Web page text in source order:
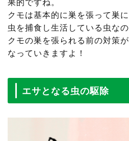
果的ですね。
クモは基本的に巣を張って巣
虫を捕食し生活している虫な
クモの巣を張られる前の対策
なっていきますよ！
エサとなる虫の駆除